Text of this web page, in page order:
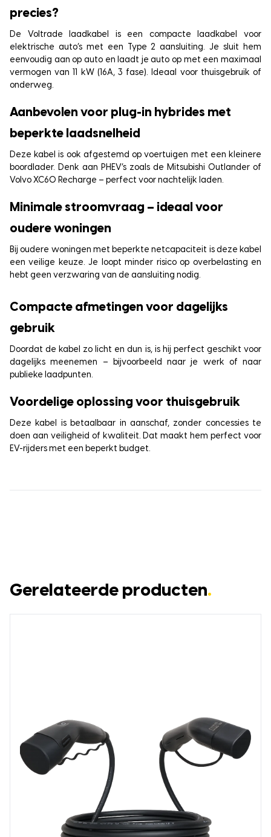
precies?
De Voltrade laadkabel is een compacte laadkabel voor
elektrische auto’s met een Type 2 aansluiting. Je sluit hem
eenvoudig aan op auto en laadt je auto op met een maximaal
vermogen van 11 kW (16A, 3 fase). Ideaal voor thuisgebruik of
onderweg.
Aanbevolen voor plug-in hybrides met
beperkte laadsnelheid
Deze kabel is ook afgestemd op voertuigen met een kleinere
boordlader. Denk aan PHEV’s zoals de Mitsubishi Outlander of
Volvo XC60 Recharge – perfect voor nachtelijk laden.
Minimale stroomvraag – ideaal voor
oudere woningen
Bij oudere woningen met beperkte netcapaciteit is deze kabel
een veilige keuze. Je loopt minder risico op overbelasting en
hebt geen verzwaring van de aansluiting nodig.
Compacte afmetingen voor dagelijks
gebruik
Doordat de kabel zo licht en dun is, is hij perfect geschikt voor
dagelijks meenemen – bijvoorbeeld naar je werk of naar
publieke laadpunten.
Voordelige oplossing voor thuisgebruik
Deze kabel is betaalbaar in aanschaf, zonder concessies te
doen aan veiligheid of kwaliteit. Dat maakt hem perfect voor
EV-rijders met een beperkt budget.
Gerelateerde producten.